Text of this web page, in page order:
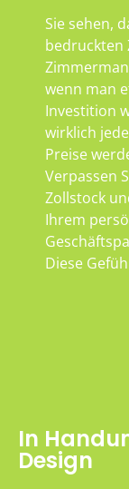
Sie sehen,
bedruckten
wenn man
Investition
wirklich
Preise
Verpassen
Zollstock
Ihrem
Diese
In
Design